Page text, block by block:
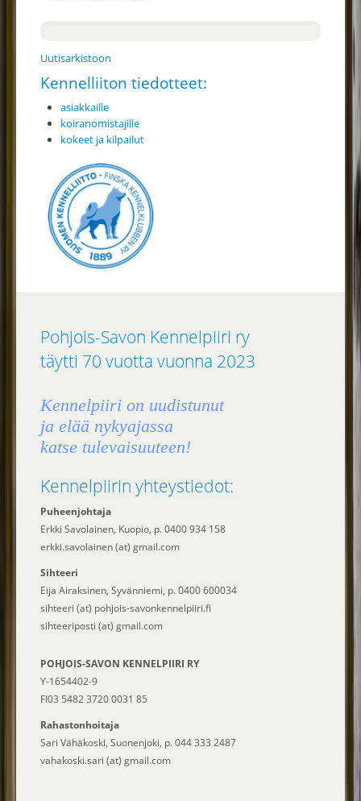
Uutisarkistoon
Kennelliiton tiedotteet:
asiakkaille
koiranomistajille
kokeet ja kilpailut
Pohjois-Savon Kennelpiiri ry
täytti 70 vuotta vuonna 2023
Kennelpiiri on uudistunut
ja elää nykyajassa
katse tulevaisuuteen!
Kennelpiirin yhteystiedot:
Puheenjohtaja
Erkki Savolainen, Kuopio, p. 0400 934 158
erkki.savolainen (at) gmail.com
Sihteeri
Eija Airaksinen, Syvänniemi, p. 0400 600034
sihteeri (at) pohjois-savonkennelpiiri.fi
sihteeriposti (at) gmail.com
POHJOIS-SAVON KENNELPIIRI RY
Y-1654402-9
FI03 5482 3720 0031 85
Rahastonhoitaja
Sari Vähäkoski, Suonenjoki, p. 044 333 2487
vahakoski.sari (at) gmail.com